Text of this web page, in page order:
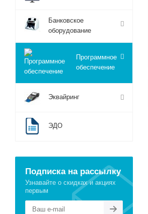
Банковское
оборудование
Программное
обеспечение
Эквайринг
ЭДО
Подписка на рассылку
Узнавайте о скидках и акциях
первым